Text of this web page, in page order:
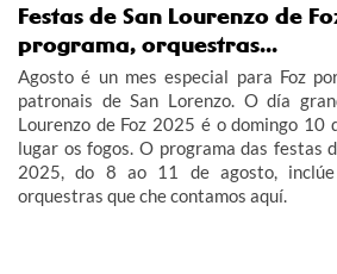
Festas de San Lourenzo de
programa, orquestras...
Agosto é un mes especial para Foz
patronais de San Lorenzo. O día
Lourenzo de Foz 2025 é o domingo 10
lugar os fogos. O programa das festas
2025, do 8 ao 11 de agosto, inclúe
orquestras que che contamos aquí.